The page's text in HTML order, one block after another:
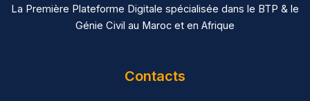
La Première Plateforme Digitale spécialisée dans le BTP & le
Génie Civil au Maroc et en Afrique
Contacts